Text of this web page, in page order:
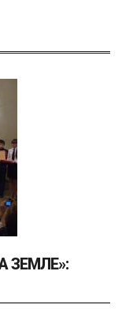
ЗЕМЛЕ»: